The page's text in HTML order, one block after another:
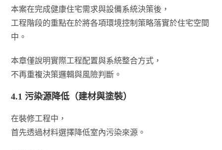
本案在完成健康住宅需求與設備系統決策後，
工程階段的重點在於將各項環境控制策略落實於住宅空間
中。
本章僅說明實際工程配置與系統整合方式，
不再重複決策邏輯與風險判斷。
4.1 污染源降低（建材與塗裝）
在裝修工程中，
首先透過材料選擇降低室內污染來源。